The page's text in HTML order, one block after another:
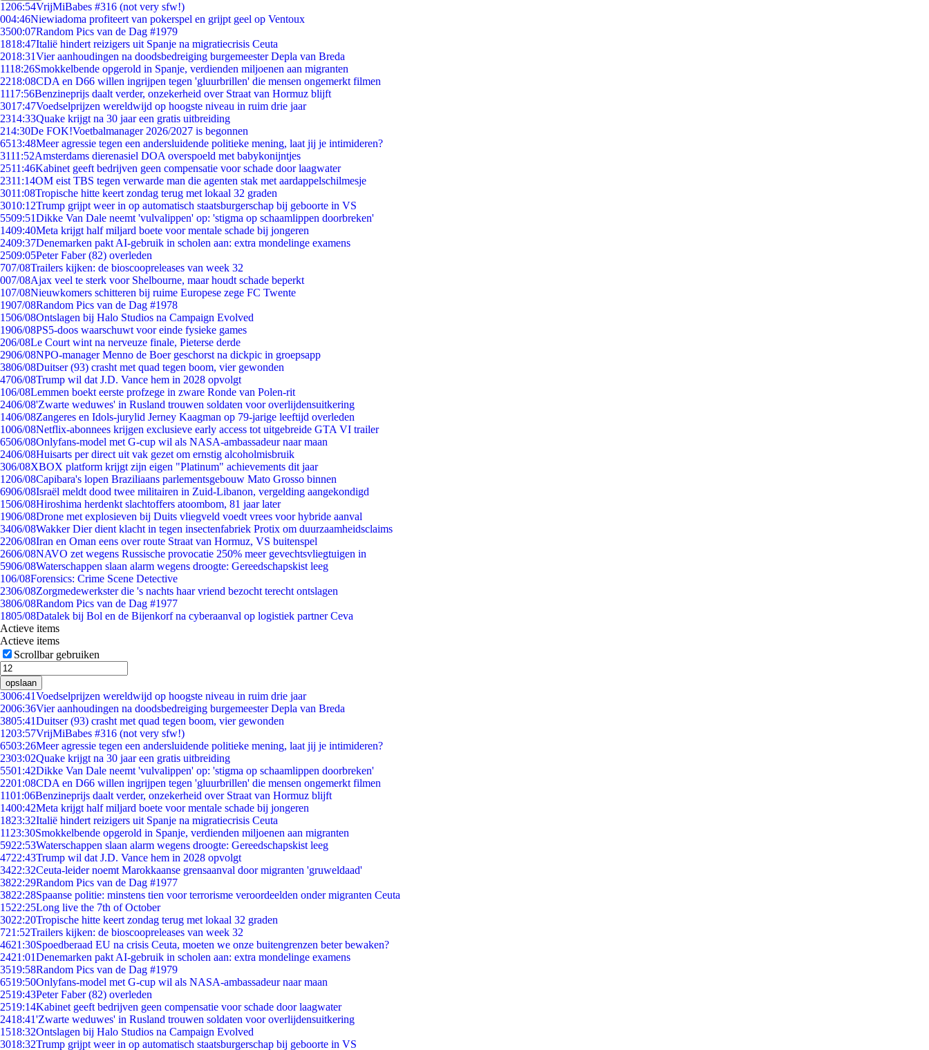
1206:54VrijMiBabes #316 (not very sfw!)
004:46Niewiadoma profiteert van pokerspel en grijpt geel op Ventoux
3500:07Random Pics van de Dag #1979
1818:47Italië hindert reizigers uit Spanje na migratiecrisis Ceuta
2018:31Vier aanhoudingen na doodsbedreiging burgemeester Depla van Breda
1118:26Smokkelbende opgerold in Spanje, verdienden miljoenen aan migranten
2218:08CDA en D66 willen ingrijpen tegen 'gluurbrillen' die mensen ongemerkt filmen
1117:56Benzineprijs daalt verder, onzekerheid over Straat van Hormuz blijft
3017:47Voedselprijzen wereldwijd op hoogste niveau in ruim drie jaar
2314:33Quake krijgt na 30 jaar een gratis uitbreiding
214:30De FOK!Voetbalmanager 2026/2027 is begonnen
6513:48Meer agressie tegen een andersluidende politieke mening, laat jij je intimideren?
3111:52Amsterdams dierenasiel DOA overspoeld met babykonijntjes
2511:46Kabinet geeft bedrijven geen compensatie voor schade door laagwater
2311:14OM eist TBS tegen verwarde man die agenten stak met aardappelschilmesje
3011:08Tropische hitte keert zondag terug met lokaal 32 graden
3010:12Trump grijpt weer in op automatisch staatsburgerschap bij geboorte in VS
5509:51Dikke Van Dale neemt 'vulvalippen' op: 'stigma op schaamlippen doorbreken'
1409:40Meta krijgt half miljard boete voor mentale schade bij jongeren
2409:37Denemarken pakt AI-gebruik in scholen aan: extra mondelinge examens
2509:05Peter Faber (82) overleden
707/08Trailers kijken: de bioscoopreleases van week 32
007/08Ajax veel te sterk voor Shelbourne, maar houdt schade beperkt
107/08Nieuwkomers schitteren bij ruime Europese zege FC Twente
1907/08Random Pics van de Dag #1978
1506/08Ontslagen bij Halo Studios na Campaign Evolved
1906/08PS5-doos waarschuwt voor einde fysieke games
206/08Le Court wint na nerveuze finale, Pieterse derde
2906/08NPO-manager Menno de Boer geschorst na dickpic in groepsapp
3806/08Duitser (93) crasht met quad tegen boom, vier gewonden
4706/08Trump wil dat J.D. Vance hem in 2028 opvolgt
106/08Lemmen boekt eerste profzege in zware Ronde van Polen-rit
2406/08'Zwarte weduwes' in Rusland trouwen soldaten voor overlijdensuitkering
1406/08Zangeres en Idols-jurylid Jerney Kaagman op 79-jarige leeftijd overleden
1006/08Netflix-abonnees krijgen exclusieve early access tot uitgebreide GTA VI trailer
6506/08Onlyfans-model met G-cup wil als NASA-ambassadeur naar maan
2406/08Huisarts per direct uit vak gezet om ernstig alcoholmisbruik
306/08XBOX platform krijgt zijn eigen "Platinum" achievements dit jaar
1206/08Capibara's lopen Braziliaans parlementsgebouw Mato Grosso binnen
6906/08Israël meldt dood twee militairen in Zuid-Libanon, vergelding aangekondigd
1506/08Hiroshima herdenkt slachtoffers atoombom, 81 jaar later
1906/08Drone met explosieven bij Duits vliegveld voedt vrees voor hybride aanval
3406/08Wakker Dier dient klacht in tegen insectenfabriek Protix om duurzaamheidsclaims
2206/08Iran en Oman eens over route Straat van Hormuz, VS buitenspel
2606/08NAVO zet wegens Russische provocatie 250% meer gevechtsvliegtuigen in
5906/08Waterschappen slaan alarm wegens droogte: Gereedschapskist leeg
106/08Forensics: Crime Scene Detective
2306/08Zorgmedewerkster die 's nachts haar vriend bezocht terecht ontslagen
3806/08Random Pics van de Dag #1977
1805/08Datalek bij Bol en de Bijenkorf na cyberaanval op logistiek partner Ceva
Actieve items
Actieve items
Scrollbar gebruiken
opslaan
3006:41Voedselprijzen wereldwijd op hoogste niveau in ruim drie jaar
2006:36Vier aanhoudingen na doodsbedreiging burgemeester Depla van Breda
3805:41Duitser (93) crasht met quad tegen boom, vier gewonden
1203:57VrijMiBabes #316 (not very sfw!)
6503:26Meer agressie tegen een andersluidende politieke mening, laat jij je intimideren?
2303:02Quake krijgt na 30 jaar een gratis uitbreiding
5501:42Dikke Van Dale neemt 'vulvalippen' op: 'stigma op schaamlippen doorbreken'
2201:08CDA en D66 willen ingrijpen tegen 'gluurbrillen' die mensen ongemerkt filmen
1101:06Benzineprijs daalt verder, onzekerheid over Straat van Hormuz blijft
1400:42Meta krijgt half miljard boete voor mentale schade bij jongeren
1823:32Italië hindert reizigers uit Spanje na migratiecrisis Ceuta
11 23:30Smokkelbende opgerold in Spanje, verdienden miljoenen aan migranten
5922:53Waterschappen slaan alarm wegens droogte: Gereedschapskist leeg
4722:43Trump wil dat J.D. Vance hem in 2028 opvolgt
3422:32Ceuta-leider noemt Marokkaanse grensaanval door migranten 'gruweldaad'
3822:29Random Pics van de Dag #1977
3822:28Spaanse politie: minstens tien voor terrorisme veroordeelden onder migranten Ceuta
1522:25Long live the 7th of October
3022:20Tropische hitte keert zondag terug met lokaal 32 graden
721:52Trailers kijken: de bioscoopreleases van week 32
4621:30Spoedberaad EU na crisis Ceuta, moeten we onze buitengrenzen beter bewaken?
2421:01Denemarken pakt AI-gebruik in scholen aan: extra mondelinge examens
3519:58Random Pics van de Dag #1979
6519:50Onlyfans-model met G-cup wil als NASA-ambassadeur naar maan
2519:43Peter Faber (82) overleden
2519:14Kabinet geeft bedrijven geen compensatie voor schade door laagwater
2418:41'Zwarte weduwes' in Rusland trouwen soldaten voor overlijdensuitkering
1518:32Ontslagen bij Halo Studios na Campaign Evolved
3018:32Trump grijpt weer in op automatisch staatsburgerschap bij geboorte in VS